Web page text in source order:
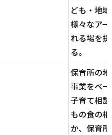
ども・地
様々なア
れる場を
る。
保育所の
事業をベ
子育て相
もの食の
か、保育